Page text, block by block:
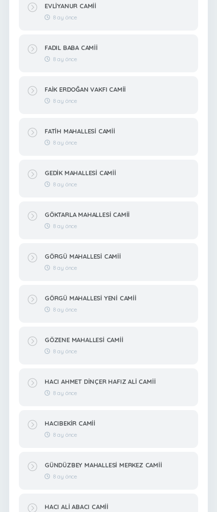
EVLİYANUR CAMİİ
8 ay önce
FADIL BABA CAMİİ
8 ay önce
FAİK ERDOĞAN VAKFI CAMİİ
8 ay önce
FATİH MAHALLESİ CAMİİ
8 ay önce
GEDİK MAHALLESİ CAMİİ
8 ay önce
GÖKTARLA MAHALLESİ CAMİİ
8 ay önce
GÖRGÜ MAHALLESİ CAMİİ
8 ay önce
GÖRGÜ MAHALLESİ YENİ CAMİİ
8 ay önce
GÖZENE MAHALLESİ CAMİİ
8 ay önce
HACI AHMET DİNÇER HAFIZ ALİ CAMİİ
8 ay önce
HACIBEKİR CAMİİ
8 ay önce
GÜNDÜZBEY MAHALLESİ MERKEZ CAMİİ
8 ay önce
HACI ALİ ABACI CAMİİ